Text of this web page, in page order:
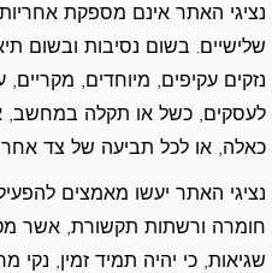
נציגי האתר אינם מספקת
שלישיים. בשום נסיבות ובשום
נזקים עקיפים, מיוחדים,
לעסקים, כשל או תקלה במחשב,
כאלה, או לכל תביעה של צד אחר.
נציגי האתר יעשו מאמצים
חומרה ורשתות תקשורת, אשר
שגיאות, כי יהיה תמיד זמין, נקי